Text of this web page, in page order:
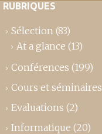
RUBRIQUES
Sélection (83)
At a glance (13)
Conférences (199)
Cours et séminaires
Evaluations (2)
Informatique (20)